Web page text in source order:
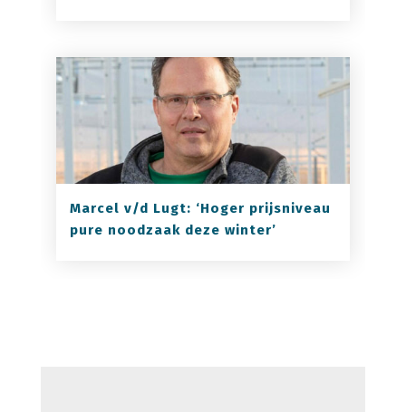
Marcel v/d Lugt: ‘Hoger prijsniveau
pure noodzaak deze winter’